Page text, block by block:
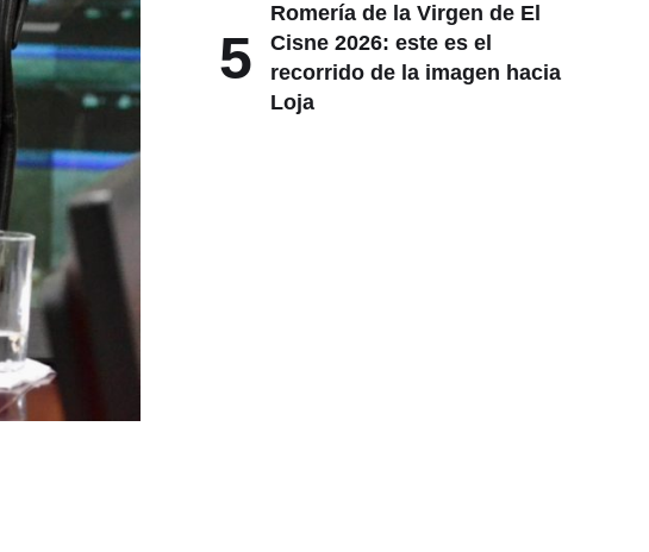
5
Romería de la Virgen de El
Cisne 2026: este es el
recorrido de la imagen hacia
Loja